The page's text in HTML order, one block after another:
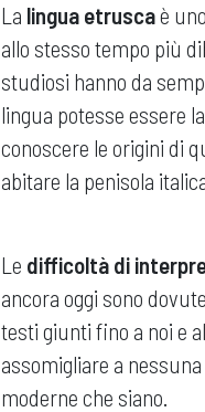
La lingua etruscaè
allo stesso tempo più
studiosi hanno da
lingua potesse essere
conoscere le origini di
abitare la penisola
Le difficoltà di
ancora oggi sono
testi giunti fino a noi e
assomigliare a
moderne che siano.